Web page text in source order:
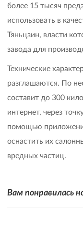
более 15 тысяч
использовать в
Тяньцзин, власти
завода для
Технические
разглашаются. По
составит до 300
интернет, через
помощью
оснастить их
вредных частиц.
Вам понравилась